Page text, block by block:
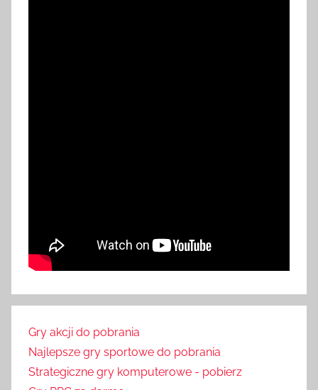
Gry akcji do pobrania
Najlepsze gry sportowe do pobrania
Strategiczne gry komputerowe - pobierz